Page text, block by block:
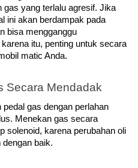
gas yang terlalu agresif. Jika
ini akan berdampak pada
bisa mengganggu
itu, penting untuk secara
matic Anda.
Secara Mendadak
gas dengan perlahan
Menekan gas secara
solenoid, karena perubahan oli
baik.